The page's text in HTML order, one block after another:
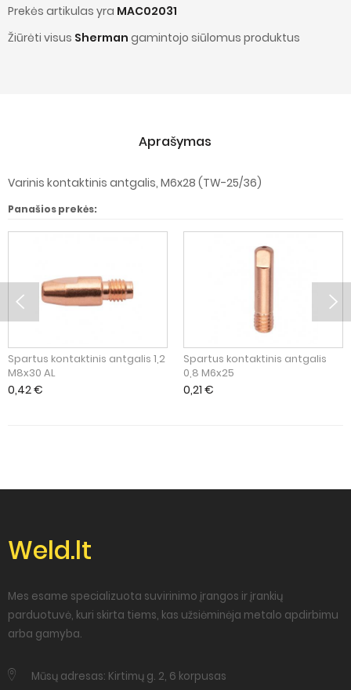
Prekės artikulas yra MAC02031
Žiūrėti visus Sherman gamintojo siūlomus produktus
Aprašymas
Varinis kontaktinis antgalis, M6x28 (TW-25/36)
Panašios prekės:
Spartus kontaktinis antgalis 1,2
M8x30 AL
0,42€
Spartus kontaktinis antgalis
0,8 M6x25
0,21 €
Weld.lt
Mes esame specializuota suvirinimo įrangos ir įrankių
parduotuvė, kuri skirta tiems, kas užsiėminėja metalo apdirbimu
arba gamyba.
Mūsų adresas: Kirtimų g. 2, 6 korpusas